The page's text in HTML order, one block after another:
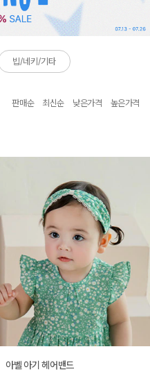
빕/네키/기타
판매순 최신순 낮은가격 높은가격
아벨 아기 헤어밴드